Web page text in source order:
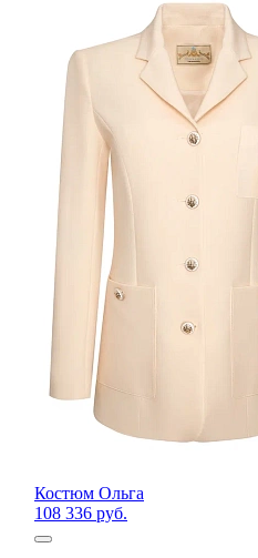
Костюм Ольга
108 336 руб.